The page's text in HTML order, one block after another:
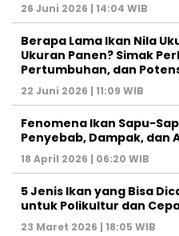
26 Juni 2026 | 14:04 WIB
Berapa Lama Ikan Nila
Ukuran Panen? Simak
Pertumbuhan, dan
22 Juni 2026 | 11:09 WIB
Fenomena Ikan Sapu-
Penyebab, Dampak, dan
18 April 2026 | 06:20 WIB
5 Jenis Ikan yang Bisa
untuk Polikultur dan
23 Maret 2026 | 18:05 WIB